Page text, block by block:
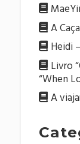
A
Heidi
Livro
“When
A